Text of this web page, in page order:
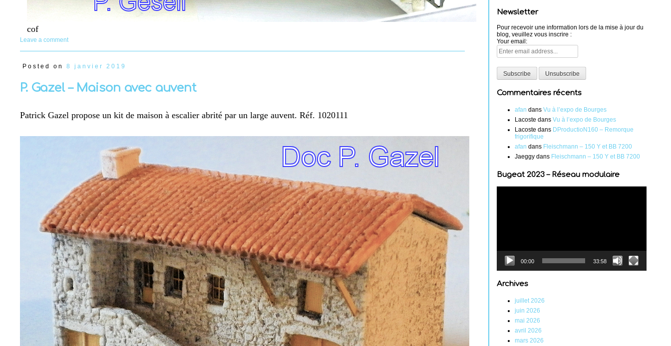
cof
Leave a comment
Posted on 8 janvier 2019
P. Gazel – Maison avec auvent
Patrick Gazel propose un kit de maison à escalier abrité par un large auvent. Réf. 1020111
Newsletter
Pour recevoir une information lors de la mise à jour du
blog, veuillez vous inscrire :
Your email:
Commentaires récents
afan dans Vu à l’expo de Bourges
Lacoste dans Vu à l’expo de Bourges
Lacoste dans DProductioN160 – Remorque
frigorifique
afan dans Fleischmann – 150 Y et BB 7200
Jaeggy dans Fleischmann – 150 Y et BB 7200
Bugeat 2023 – Réseau modulaire
00:00 33:58
Archives
juillet 2026
juin 2026
mai 2026
avril 2026
mars 2026